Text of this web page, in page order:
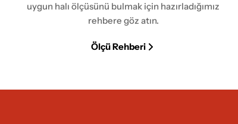
uygun halı ölçüsünü bulmak için hazırladığımız
rehbere göz atın.
Ölçü Rehberi